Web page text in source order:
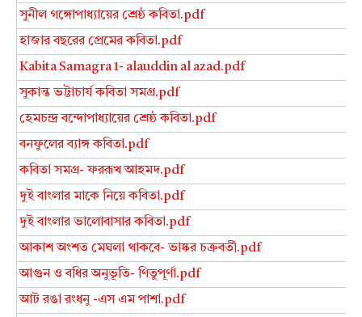
সুনীল গঙ্গোপাধ্যায়ের শ্রেষ্ঠ কবিতা.pdf
হাজার বছরের প্রেমের কবিতা.pdf
Kabita Samagra 1- alauddin al azad.pdf
সুকান্ত ভট্টাচার্য কবিতা সমগ্র.pdf
হেমচন্দ্র বন্দোপাধ্যায়ের শ্রেষ্ঠ কবিতা.pdf
বনফুলের ব্যাঙ্গ কবিতা.pdf
কবিতা সমগ্র- ফররূখ আহমদ.pdf
দুই বাংলার মাকে নিয়ে কবিতা.pdf
দুই বাংলার ভালোবাসার কবিতা.pdf
আকাশ অংশত মেঘলা থাকবে- ভাষ্কর চক্রবর্তী.pdf
আগুন ও বধির অনুভূতি- ণিতুপূর্ণা.pdf
আট রঙা রংধনু -এস এম পাশা.pdf